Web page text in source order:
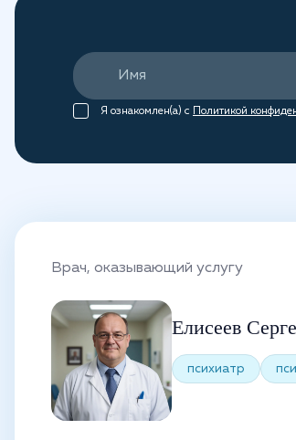
Я ознакомлен(а) с Политикой
Врач, оказывающий услугу
Елисеев
психиатр